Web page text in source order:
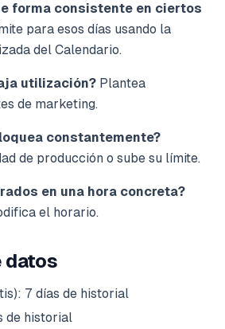
forma consistente en ciertos
para esos días usando la
del Calendario.
utilización? Plantea
de marketing.
constantemente?
de producción o sube su límite.
en una hora concreta?
el horario.
datos
7 días de historial
de historial